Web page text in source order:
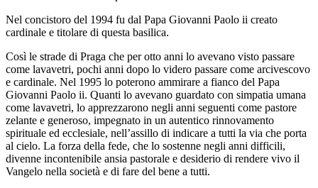
Nel concistoro del 1994 fu dal Papa Giovanni Paolo ii creato
cardinale e titolare di questa basilica.
Così le strade di Praga che per otto anni lo avevano visto passare
come lavavetri, pochi anni dopo lo videro passare come arcivescovo
e cardinale. Nel 1995 lo poterono ammirare a fianco del Papa
Giovanni Paolo ii. Quanti lo avevano guardato con simpatia umana
come lavavetri, lo apprezzarono negli anni seguenti come pastore
zelante e generoso, impegnato in un autentico rinnovamento
spirituale ed ecclesiale, nell’assillo di indicare a tutti la via che porta
al cielo. La forza della fede, che lo sostenne negli anni difficili,
divenne incontenibile ansia pastorale e desiderio di rendere vivo il
Vangelo nella società e di fare del bene a tutti.